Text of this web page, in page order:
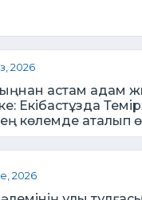
2026
астам адам
Екібастұзда
көлемде аталып
2026